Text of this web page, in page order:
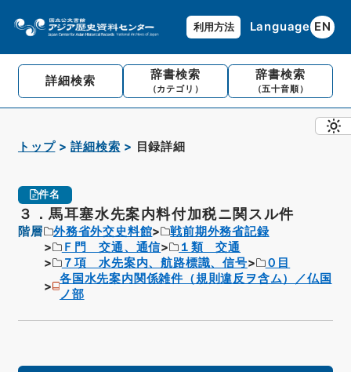
利用方法 Language EN
詳細検索 辞書検索
（カテゴリ）
辞書検索
（五十音順）
トップ 詳細検索 目録詳細
件名
３．馬耳塞水先案内料付加税ニ関スル件
階層 外務省外交史料館
戦前期外務省記録
Ｆ門 交通、通信
１類 交通
７項 水先案内、航路標識、信号
０目
各国水先案内関係雑件（規則違反ヲ含ム）／仏国
ノ部